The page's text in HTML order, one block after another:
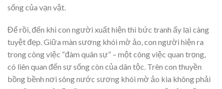
sống của vạn vật.
Để rồi, đến khi con người xuất hiện thì bức tranh ấy lại càng
tuyệt đẹp. Giữa màn sương khói mờ ảo, con người hiện ra
trong công việc “đàm quân sự” – một công việc quan trọng,
có liên quan đến sự sống còn của dân tộc. Trên con thuyền
bồng bềnh nơi sông nước sương khói mờ ảo kia không phải